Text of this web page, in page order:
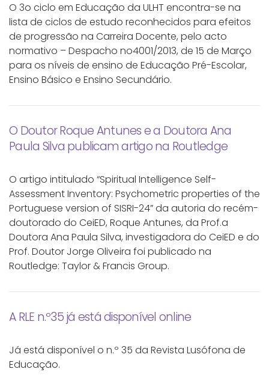
O 3o ciclo em Educação da ULHT encontra-se na
lista de ciclos de estudo reconhecidos para efeitos
de progressão na Carreira Docente, pelo acto
normativo – Despacho no4001/2013, de 15 de Março
para os níveis de ensino de Educação Pré-Escolar,
Ensino Básico e Ensino Secundário.
O Doutor Roque Antunes e a Doutora Ana
Paula Silva publicam artigo na Routledge
O artigo intitulado “Spiritual Intelligence Self-
Assessment Inventory: Psychometric properties of the
Portuguese version of SISRI-24” da autoria do recém-
doutorado do CeiED, Roque Antunes, da Prof.a
Doutora Ana Paula Silva, investigadora do CeiED e do
Prof. Doutor Jorge Oliveira foi publicado na
Routledge: Taylor & Francis Group.
A RLE n.º35 já está disponível online
Já está disponível o n.º 35 da Revista Lusófona de
Educação.